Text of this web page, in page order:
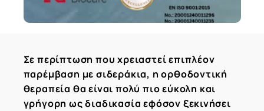
Σε περίπτωση που χρειαστεί επιπλέον
παρέμβαση με σιδεράκια, η ορθοδοντική
θεραπεία θα είναι πολύ πιο εύκολη και
γρήγορη ως διαδικασία εφόσον ξεκινήσει